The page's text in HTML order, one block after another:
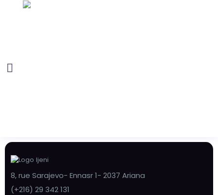
8, rue Sarajevo- Ennasr 1- 2037 Ariana
(+216) 29 342 131